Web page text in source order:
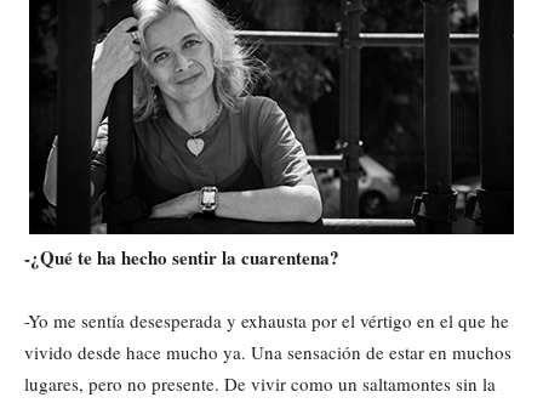
-¿Qué te ha hecho sentir la cuarentena?
-Yo me sentía desesperada y exhausta por el vértigo en el que he
vivido desde hace mucho ya. Una sensación de estar en muchos
lugares, pero no presente. De vivir como un saltamontes sin la